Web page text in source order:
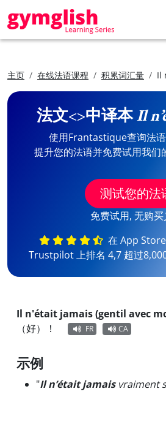
主页 在线法语课程 积累词汇量 Il
法文<>中译本Il
使用Frantastique查询法语
提升您的法语并免费试用我们
测试您的法
免费试用, 无购买
在 App
Trustpilot 上排名 4,7 超过
Il n'était jamais (gentil avec
（好）！
FR CA
示例
"Il n’était jamaisvraiment